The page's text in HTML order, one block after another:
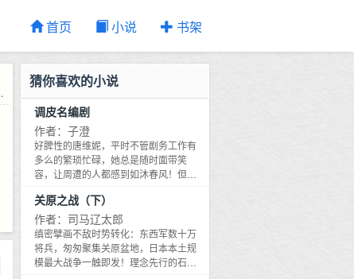
首页 小说 书架
猜你喜欢的小说
调皮名编剧
作者：子澄
好脾性的唐维妮，平时不管剧务工作有
多么的繁琐忙碌，她总是随时面带笑
容，让周遭的人都感到如沐春风！但
点吊诡──她常常不知不觉就被他牵著鼻
子走、听从他的安排，好似这一切是如
此的理所当然……这究竟是怎么一回
事？眼看乐观开朗的唐维妮，因为自己
一时兴起的恶作剧，哭得这么可怜兮
关原之战（下）
作者：司马辽太郎
缜密擘画不敌时势转化：东西军数十万
将兵，匆匆聚集关原盆地，日本本土规
模最大战争一触即发！理念先行的石田